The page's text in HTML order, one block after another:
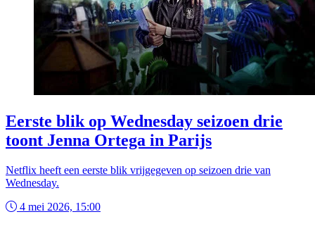
Eerste blik op Wednesday seizoen drie
toont Jenna Ortega in Parijs
Netflix heeft een eerste blik vrijgegeven op seizoen drie van
Wednesday.
4 mei 2026, 15:00